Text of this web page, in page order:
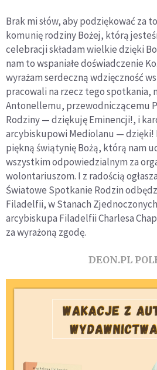
Brak mi słów, aby podziękować za
komunię rodziny Bożej, którą
celebracji składam wielkie dzięki
nam to wspaniałe doświadczenie
wyrażam serdeczną wdzięczność
pracowali na rzecz tego spotkania,
Antonellemu, przewodniczącemu
Rodziny — dziękuję Eminencji!, i
arcybiskupowi Mediolanu — dzięki!
piękną świątynię Bożą, którą nam
wszystkim odpowiedzialnym za
wolontariuszom. I z radością
Światowe Spotkanie Rodzin
Filadelfii, w Stanach
arcybiskupa Filadelfii Charlesa
za wyrażoną zgodę.
DEON.PL